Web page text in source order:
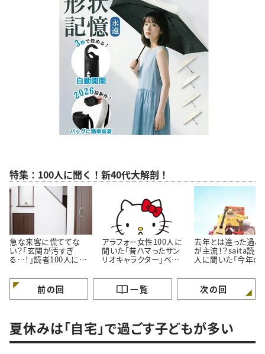
特集：100人に聞く！新40代大解剖！
急な来客に慌ててな
い？「玄関が汚すぎ
る…！」読者100人に聞
ておくコツ」3選
アラフォー女性100人に
聞いた「昔ハマったサン
リオキャラクター」ベス
ーがランクイン
去年とは違った過ご
が主流！？saita読
人に聞いた「今年の
前の回 一覧 次の回
夏休みは「自宅」で過ごす子どもが多い